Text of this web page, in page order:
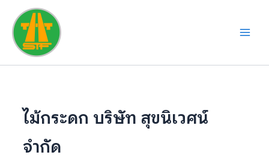
content
ไม้กระดก บริษัท สุขนิเวศน์
จำกัด